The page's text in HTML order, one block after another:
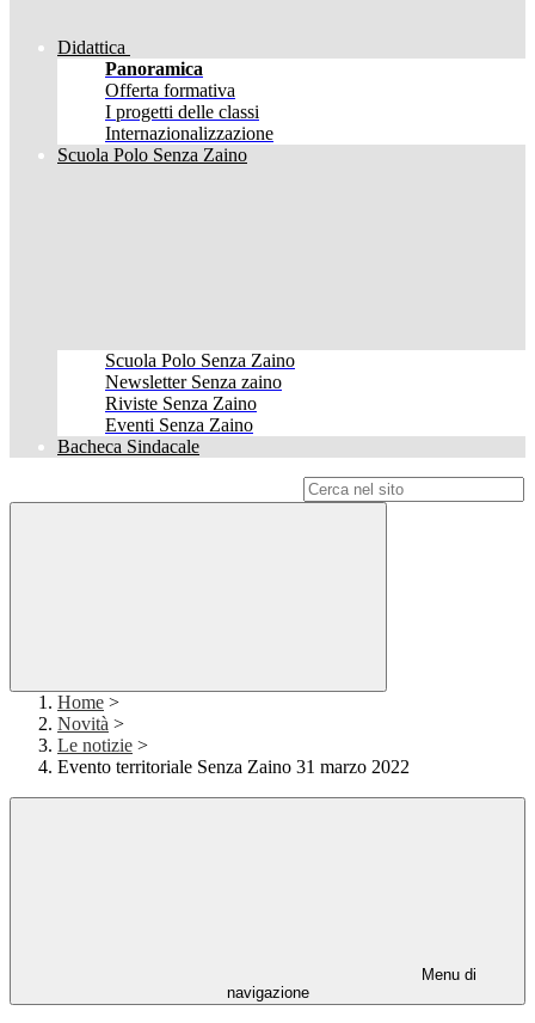
Didattica
Panoramica
Offerta formativa
I progetti delle classi
Internazionalizzazione
Scuola Polo Senza Zaino
Scuola Polo Senza Zaino
Newsletter Senza zaino
Riviste Senza Zaino
Eventi Senza Zaino
Bacheca Sindacale
Home >
Novità >
Le notizie >
Evento territoriale Senza Zaino 31 marzo 2022
Menu di
navigazione